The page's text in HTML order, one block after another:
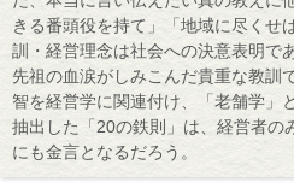
きる番頭役を持て」「地域に尽くせ
訓・経営理念は社会への決意表明で
先祖の血涙がしみこんだ貴重な教訓
智を経営学に関連付け、「老舗学」
抽出した「20の鉄則」は、経営者の
にも金言となるだろう。